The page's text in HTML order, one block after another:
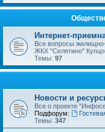
Интернет-
Все вопросы
ЖКХ "Селятино"
Темы: 97
Новости и
Все о проекте
Подфорум:
Темы: 347